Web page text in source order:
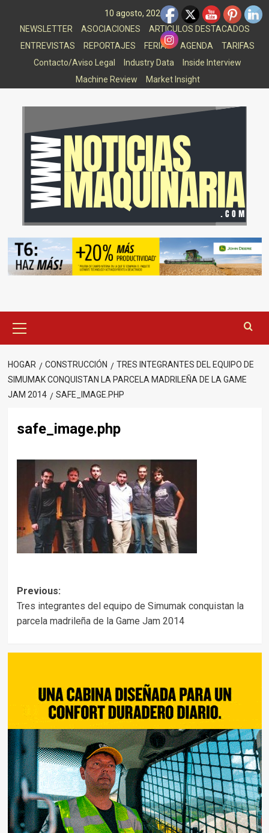
10 agosto, 2026
NEWSLETTER
ASOCIACIONES
ARTICULOS DESTACADOS
ENTREVISTAS
REPORTAJES FERIAS AGENDA
TARIFAS
Contacto/Aviso Legal
Industry Data
Inside Interview
Machine Review
Market Insight
principal
HOGAR CONSTRUCCIÓN
TRES INTEGRANTES DEL EQUIPO DE
SIMUMAK CONQUISTAN LA PARCELA MADRILEÑA DE LA GAME
JAM 2014
SAFE_IMAGE.PHP
safe_image.php
Post
navigation
Previous:
Tres integrantes del equipo de Simumak conquistan la
parcela madrileña de la Game Jam 2014